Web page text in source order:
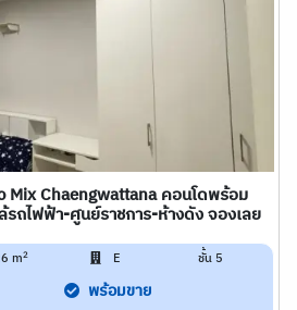
Mix Chaengwattana คอนโดพร้อม
รถไฟฟ้า-ศูนย์ราชการ-ห้างดัง จองเลย
m2 E ชั้น 5
พร้อมขาย